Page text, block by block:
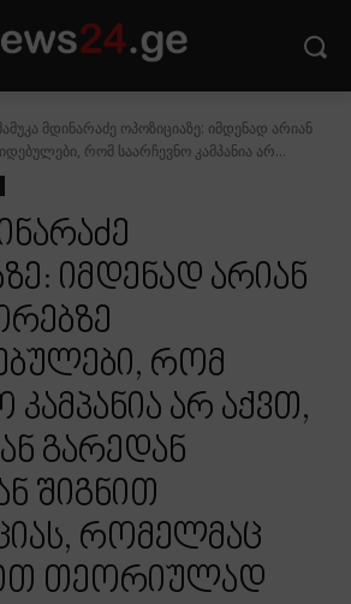
მდინარაძე ოპოზიციაზე: იმდენად არიან
რომ საარჩევნო კამპანია არ...
იმდენად არიან
რომ
კამპანია არ აქვთ,
გარედან
შიგნით
რომელმაც
თეორიულად